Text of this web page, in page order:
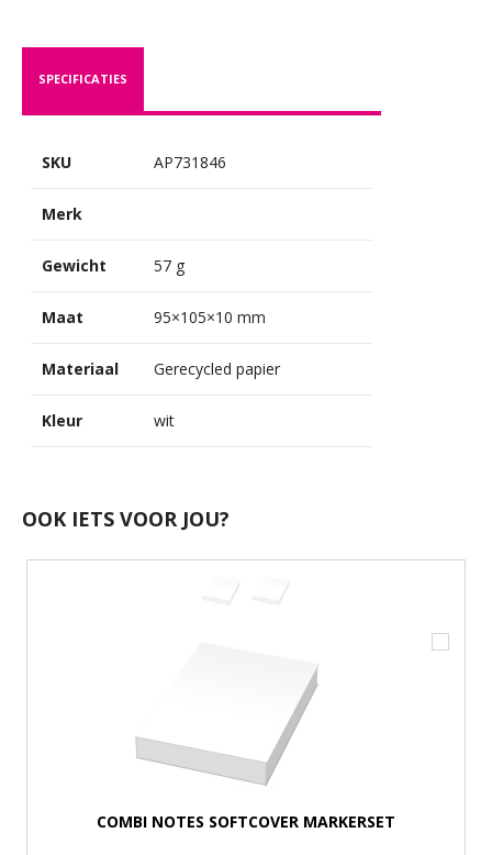
SPECIFICATIES
SKU AP731846
Merk
Gewicht 57 g
Maat 95×105×10 mm
Materiaal Gerecycled papier
Kleur wit
OOK IETS VOOR JOU?
COMBI NOTES SOFTCOVER MARKERSET